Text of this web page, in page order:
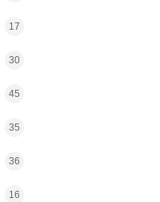
17
30
45
35
36
16